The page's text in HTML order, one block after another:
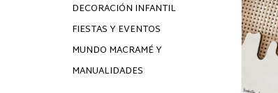
DECORACIÓN INFANTIL
FIESTAS Y EVENTOS
MUNDO MACRAMÉ Y
MANUALIDADES